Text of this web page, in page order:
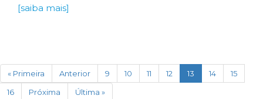
[saiba mais]
« Primeira Anterior 9 10 11 12 13 (current)
14
15
16
Próxima Última »